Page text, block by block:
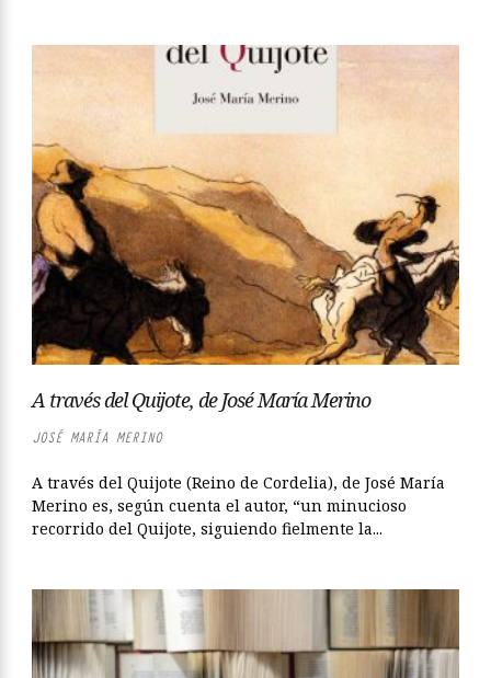
A través del Quijote, de José María Merino
JOSÉ MARÍA MERINO
A través del Quijote (Reino de Cordelia), de José María
Merino es, según cuenta el autor, “un minucioso
recorrido del Quijote, siguiendo fielmente la...